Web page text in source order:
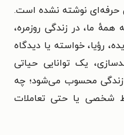
حرفه‌ای نوشته نشده است.
ما، در زندگی روزمره،
رؤیا، خواسته یا دیدگاه
یک توانایی حیاتی
زندگی محسوب می‌شود؛ چه
شخصی یا حتی تعاملات